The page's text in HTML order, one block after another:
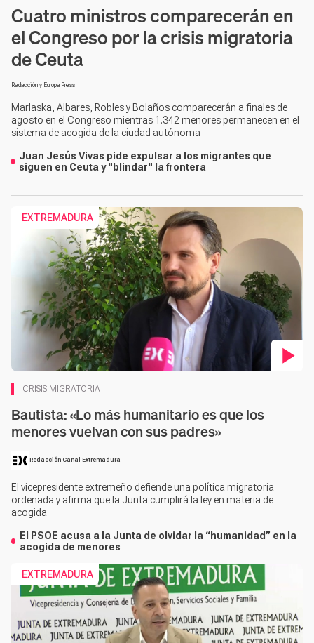
Cuatro ministros comparecerán en
el Congreso por la crisis migratoria
de Ceuta
Redacción y Europa Press
Marlaska, Albares, Robles y Bolaños comparecerán a finales de
agosto en el Congreso mientras 1.342 menores permanecen en el
sistema de acogida de la ciudad autónoma
Juan Jesús Vivas pide expulsar a los migrantes que
siguen en Ceuta y "blindar" la frontera
EXTREMADURA
CRISIS MIGRATORIA
Bautista: «Lo más humanitario es que los
menores vuelvan con sus padres»
Redacción Canal Extremadura
El vicepresidente extremeño defiende una política migratoria
ordenada y afirma que la Junta cumplirá la ley en materia de
acogida
El PSOE acusa a la Junta de olvidar la “humanidad” en la
acogida de menores
EXTREMADURA